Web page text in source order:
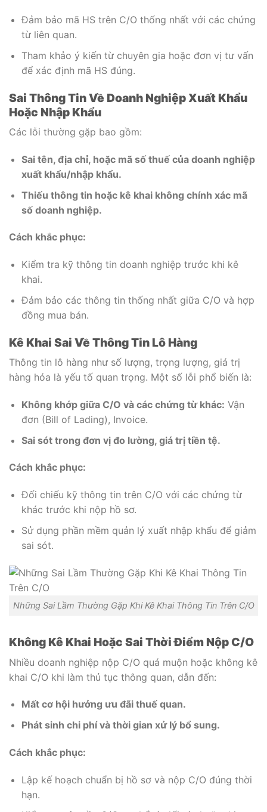
Đảm bảo mã HS trên C/O thống nhất với các chứng
từ liên quan.
Tham khảo ý kiến từ chuyên gia hoặc đơn vị tư vấn
để xác định mã HS đúng.
Sai Thông Tin Về Doanh Nghiệp Xuất Khẩu
Hoặc Nhập Khẩu
Các lỗi thường gặp bao gồm:
Sai tên, địa chỉ, hoặc mã số thuế của doanh nghiệp
xuất khẩu/nhập khẩu.
Thiếu thông tin hoặc kê khai không chính xác mã
số doanh nghiệp.
Cách khắc phục:
Kiểm tra kỹ thông tin doanh nghiệp trước khi kê
khai.
Đảm bảo các thông tin thống nhất giữa C/O và hợp
đồng mua bán.
Kê Khai Sai Về Thông Tin Lô Hàng
Thông tin lô hàng như số lượng, trọng lượng, giá trị
hàng hóa là yếu tố quan trọng. Một số lỗi phổ biến là:
Không khớp giữa C/O và các chứng từ khác: Vận
đơn (Bill of Lading), Invoice.
Sai sót trong đơn vị đo lường, giá trị tiền tệ.
Cách khắc phục:
Đối chiếu kỹ thông tin trên C/O với các chứng từ
khác trước khi nộp hồ sơ.
Sử dụng phần mềm quản lý xuất nhập khẩu để giảm
sai sót.
Những Sai Lầm Thường Gặp Khi Kê Khai Thông Tin Trên C/O
Không Kê Khai Hoặc Sai Thời Điểm Nộp C/O
Nhiều doanh nghiệp nộp C/O quá muộn hoặc không kê
khai C/O khi làm thủ tục thông quan, dẫn đến:
Mất cơ hội hưởng ưu đãi thuế quan.
Phát sinh chi phí và thời gian xử lý bổ sung.
Cách khắc phục:
Lập kế hoạch chuẩn bị hồ sơ và nộp C/O đúng thời
hạn.